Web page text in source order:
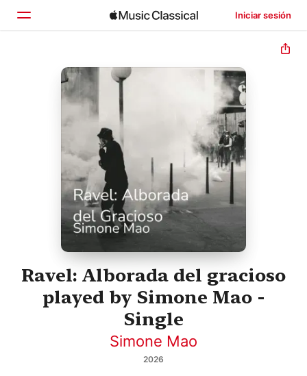
Iniciar sesión
Inicio
Explorar
Buscar
Ravel: Alborada del gracioso
played by Simone Mao -
Single
Simone Mao
2026